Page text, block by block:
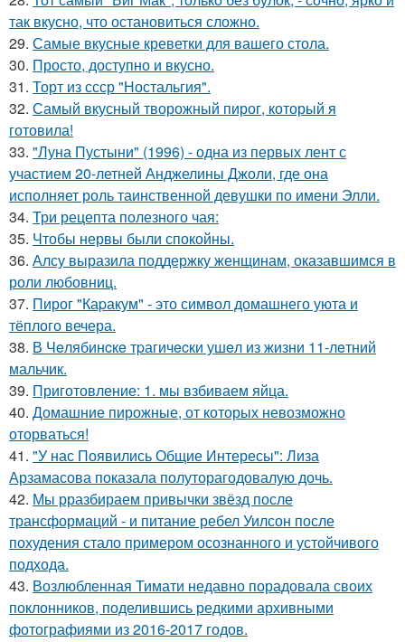
так вкусно, что остановиться сложно.
29. Самые вкусные креветки для вашего стола.
30. Просто, доступно и вкусно.
31. Торт из ссср "Ностальгия".
32. Самый вкусный творожный пирог, который я
готовила!
33. "Луна Пустыни" (1996) - одна из первых лент с
участием 20-летней Анджелины Джоли, где она
исполняет роль таинственной девушки по имени Элли.
34. Три рецепта полезного чая:
35. Чтобы нервы были спокойны.
36. Алсу выразила поддержку женщинам, оказавшимся в
роли любовниц.
37. Пирог "Каpакум" - это символ домашнего уюта и
тёплого вечера.
38. В Чeлябинcкe тpагичecки ушeл из жизни 11-лeтний
мальчик.
39. Приготовление: 1. мы взбиваем яйца.
40. Домашние пирожные, от которых невозможно
оторваться!
41. "У нас Появились Общие Интересы": Лиза
Арзамасова показала полуторагодовалую дочь.
42. Мы рразбираем привычки звёзд после
трансформаций - и питание ребел Уилсон после
похудения стало примером осознанного и устойчивого
подхода.
43. Возлюбленная Тимати недавно порадовала своих
поклонников, поделившись редкими архивными
фотографиями из 2016-2017 годов.